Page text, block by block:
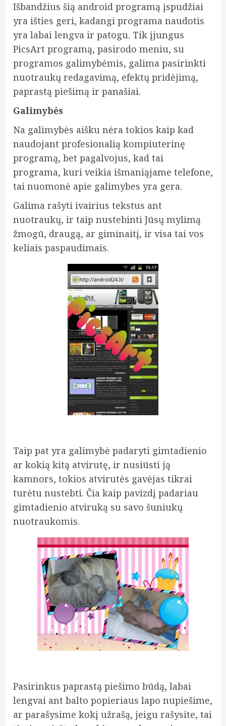
Išbandžius šią android programą įspudžiai
yra išties geri, kadangi programa naudotis
yra labai lengva ir patogu. Tik įjungus
PicsArt programą, pasirodo meniu, su
programos galimybėmis, galima pasirinkti
nuotraukų redagavimą, efektų pridėjimą,
paprastą piešimą ir panašiai.
Galimybės
Na galimybės aišku nėra tokios kaip kad
naudojant profesionalią kompiuterinę
programą, bet pagalvojus, kad tai
programa, kuri veikia išmaniąjame telefone,
tai nuomonė apie galimybes yra gera.
Galima rašyti ivairius tekstus ant
nuotraukų, ir taip nustebinti Jūsų mylimą
žmogū, draugą, ar giminaitį, ir visa tai vos
keliais paspaudimais.
Taip pat yra galimybė padaryti gimtadienio
ar kokią kitą atvirutę, ir nusiūsti ją
kamnors, tokios atvirutės gavėjas tikrai
turėtu nustebti. Čia kaip pavizdį padariau
gimtadienio atviruką su savo šuniukų
nuotraukomis.
Pasirinkus paprastą piešimo būdą, labai
lengvai ant balto popieriaus lapo nupiešime,
ar parašysime kokį užrašą, jeigu rašysite, tai